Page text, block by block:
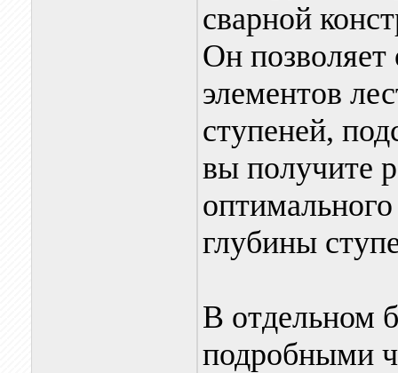
сварной
Он позволяет
элементов
ступеней,
вы получите
глубины
В отдельном
подробными